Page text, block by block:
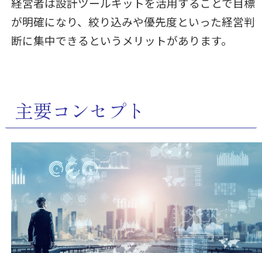
が明確になり、絞り込みや優先度といった経営判
断に集中できるというメリットがあります。
主要コンセプト